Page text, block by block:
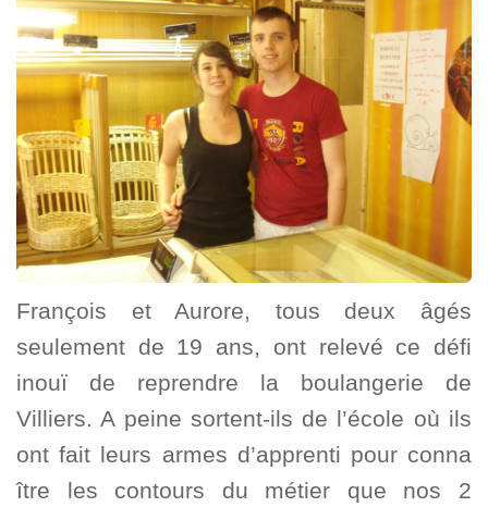
François et Aurore, tous deux âgés
seulement de 19 ans, ont relevé ce défi
inouï de reprendre la boulangerie de
Villiers. A peine sortent-ils de l’école où ils
ont fait leurs armes d’apprenti pour conna
ître les contours du métier que nos 2